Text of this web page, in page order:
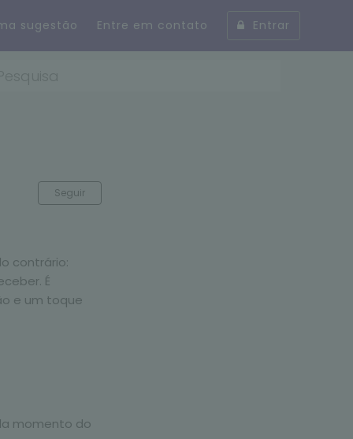
sugestão Entre em contato Entrar
Seguir
contrário:
É
e um toque
momento do